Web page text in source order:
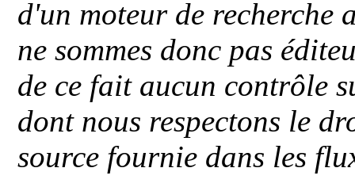
d'un moteur de recherche
ne sommes donc pas
de ce fait aucun contrôle
dont nous respectons le
source fournie dans les